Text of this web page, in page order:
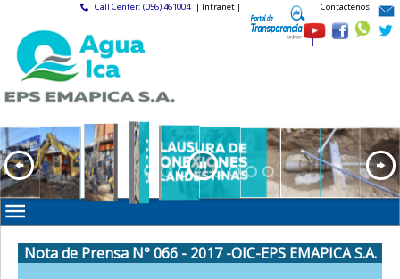
Call Center: (056) 461004 | Intranet |
|
Contactenos
Nota de Prensa N° 066 - 2017 -OIC-EPS EMAPICA S.A.